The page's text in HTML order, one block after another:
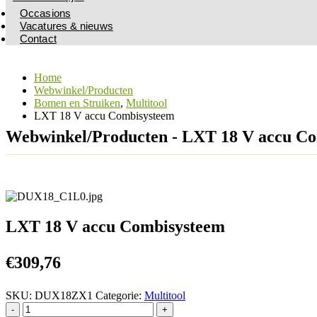
Occasions
Vacatures & nieuws
Contact
Home
Webwinkel/Producten
Bomen en Struiken, Multitool
LXT 18 V accu Combisysteem
Webwinkel/Producten - LXT 18 V accu
LXT 18 V accu Combisysteem
€309,76
SKU: DUX18ZX1 Categorie: Multitool
-
+